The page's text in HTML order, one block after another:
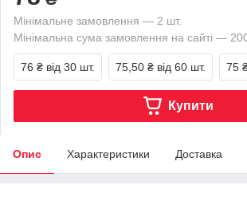
Мінімальне замовлення — 2 шт.
Мінімальна сума замовлення на сайті —
76 ₴ від 30 шт. 75,50 ₴ від 60 шт. 75
Купити
Опис Характеристики Доставка